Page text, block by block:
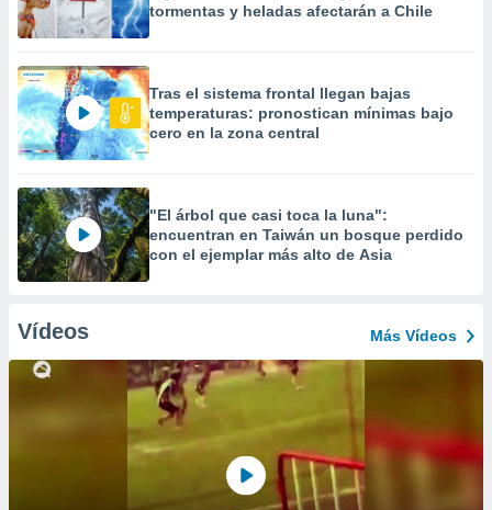
tormentas y heladas afectarán a Chile
Tras el sistema frontal llegan bajas
temperaturas: pronostican mínimas bajo
cero en la zona central
"El árbol que casi toca la luna":
encuentran en Taiwán un bosque perdido
con el ejemplar más alto de Asia
Vídeos Más Vídeos